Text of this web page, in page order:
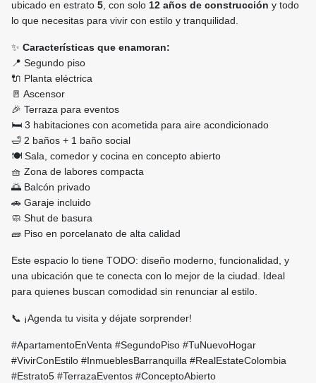
ubicado en estrato 5 , con solo 12 años de construcción y todo
lo que necesitas para vivir con estilo y tranquilidad.
✨ Características que enamoran:
📍 Segundo piso
🔌 Planta eléctrica
🚪 Ascensor
🎉 Terraza para eventos
🛏️ 3 habitaciones con acometida para aire acondicionado
🛁 2 baños + 1 baño social
🍽️ Sala, comedor y cocina en concepto abierto
🧺 Zona de labores compacta
🌅 Balcón privado
🚗 Garaje incluido
🧼 Shut de basura
🧱 Piso en porcelanato de alta calidad
Este espacio lo tiene TODO: diseño moderno, funcionalidad, y
una ubicación que te conecta con lo mejor de la ciudad. Ideal
para quienes buscan comodidad sin renunciar al estilo.
📞 ¡Agenda tu visita y déjate sorprender!
#ApartamentoEnVenta #SegundoPiso #TuNuevoHogar
#VivirConEstilo #InmueblesBarranquilla #RealEstateColombia
#Estrato5 #TerrazaEventos #ConceptoAbierto